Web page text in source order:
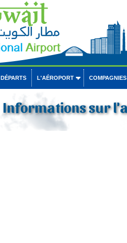
DÉPARTS L'AÉROPORT COMPAGNIES
Informations sur